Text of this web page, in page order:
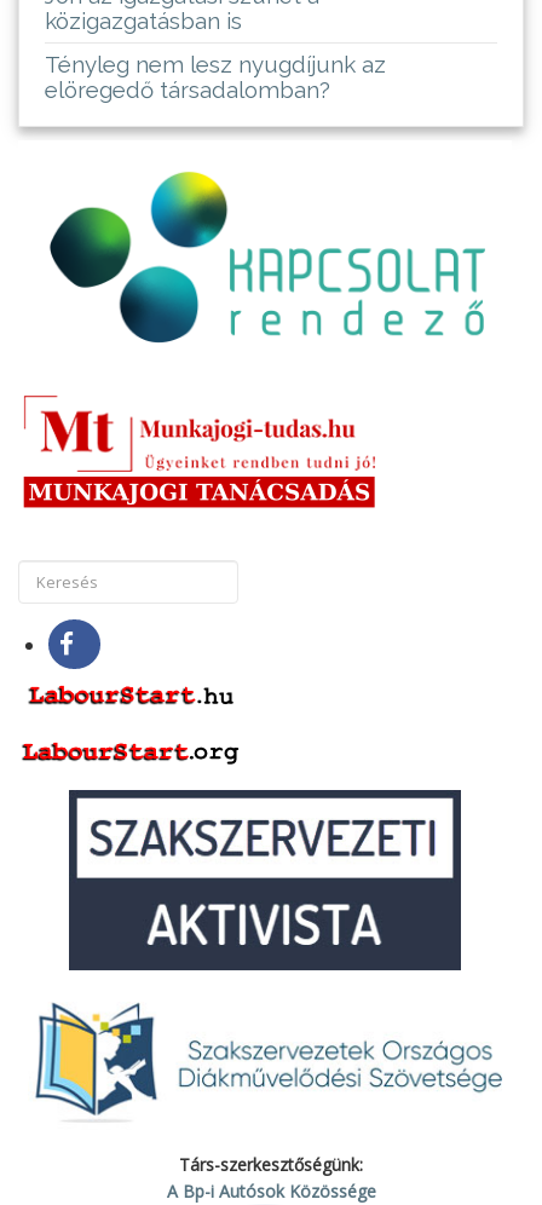
közigazgatásban is
Tényleg nem lesz nyugdíjunk az
elöregedő társadalomban?
Társ-szerkesztőségünk:
A Bp-i Autósok Közössége